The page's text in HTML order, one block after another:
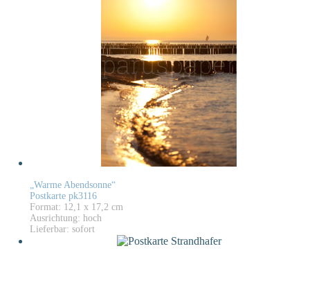
„Warme Abendsonne“
Postkarte pk3116
Format: 12,1 x 17,2 cm
Ausrichtung: hoch
Lieferbar: sofort